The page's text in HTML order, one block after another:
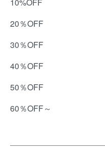
20％OFF
30％OFF
40％OFF
50％OFF
60％OFF～